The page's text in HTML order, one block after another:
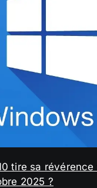
tire sa révérence
2025 ?